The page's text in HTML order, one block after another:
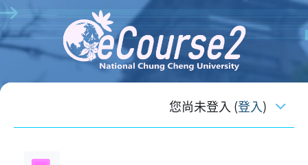
跳至主內容
您尚未登入 (登入)